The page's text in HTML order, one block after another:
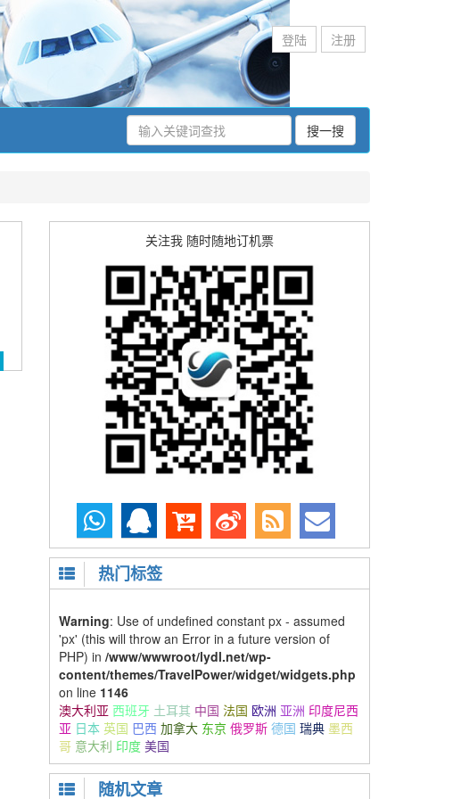
登陆 注册
搜一搜
关注我 随时随地订机票
热门标签
Warning: Use of undefined constant px - assumed
'px' (this will throw an Error in a future version of
PHP) in /www/wwwroot/lydl.net/wp-
content/themes/TravelPower/widget/widgets.php
on line 1146
澳大利亚 西班牙 土耳其 中国 法国 欧洲 亚洲 印度尼西
亚 日本 英国 巴西 加拿大 东京 俄罗斯 德国 瑞典 墨西
哥 意大利 印度 美国
随机文章